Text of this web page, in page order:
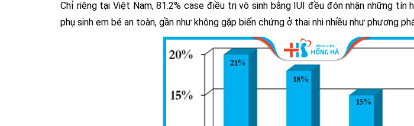
Chỉ riêng tại Việt Nam, 81.2% case điều trị vô sinh bằng IUI đều đón nhận những tín
phụ sinh em bé an toàn, gần như không gặp biến chứng ở thai nhi nhiều như phương